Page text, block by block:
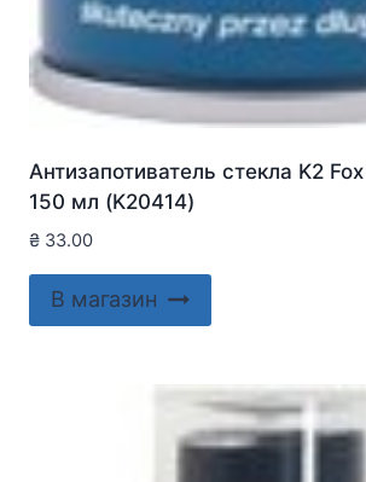
Антизапотиватель стекла K2
150 мл (K20414)
₴ 33.00
В магазин